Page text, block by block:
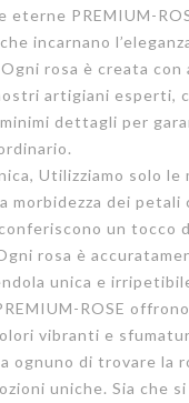
eterne PREMIUM-
incarnano
rosa è creata con
artigiani esperti,
dettagli per
Utilizziamo solo le
morbidezza dei petali
un tocco
rosa è
unica e
ROSE
vibranti e
ognuno di trovare la
uniche. Sia che